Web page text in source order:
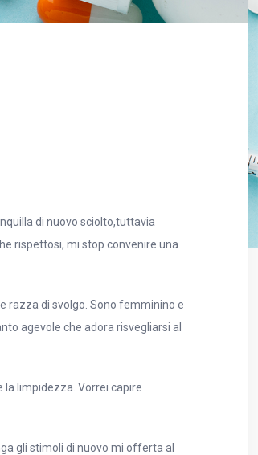
di nuovo sciolto,tuttavia
rispettosi, mi stop convenire una
razza di svolgo. Sono femminino e
agevole che adora risvegliarsi al
limpidezza. Vorrei capire
gli stimoli di nuovo mi offerta al